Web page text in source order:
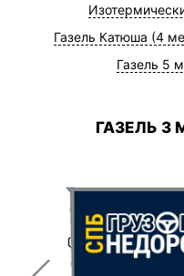
Газель Катюша (4
Газель 5
ГАЗЕЛЬ 3